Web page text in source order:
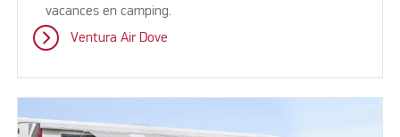
vacances en camping.
Ventura Air Dove